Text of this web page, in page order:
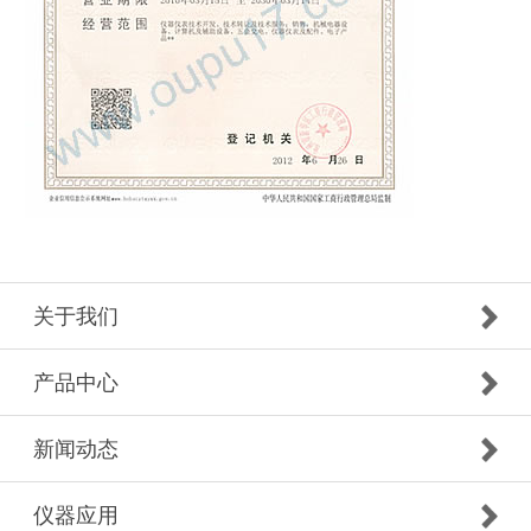
关于我们
产品中心
新闻动态
仪器应用